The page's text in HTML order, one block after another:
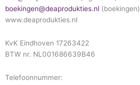
boekingen@deaprodukties.nl (boekingen)
www.deaprodukties.nl
KvK Eindhoven 17263422
BTW nr. NL001686639B46
Telefoonnummer: